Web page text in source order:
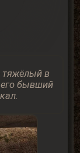
тяжёлый в
бывший